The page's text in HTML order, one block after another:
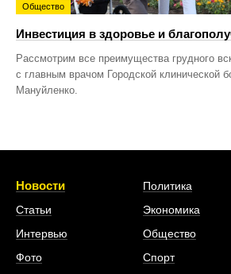
Общество
Инвестиция в здоровье и
Рассмотрим все преимущества грудного
с главным врачом Городской клинической
Мануйленко.
Новости
Статьи
Интервью
Фото
Политика
Экономика
Общество
Спорт